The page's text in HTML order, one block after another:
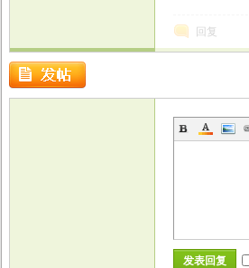
回复
发表回复